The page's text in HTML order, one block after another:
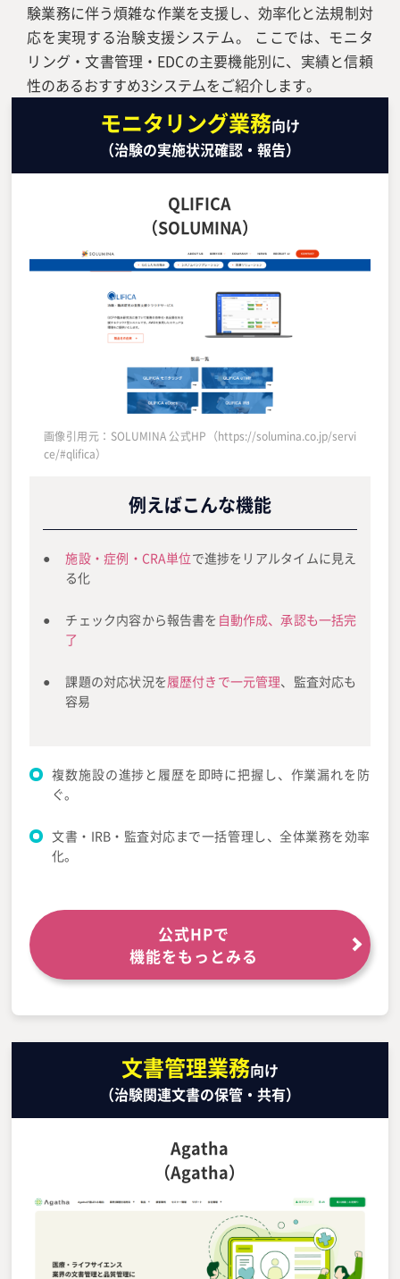
験業務に伴う煩雑な作業を支援し、効率化と法規制対
応を実現する治験支援システム。 ここでは、モニタ
リング・文書管理・EDCの主要機能別に、実績と信頼
性のあるおすすめ3システムをご紹介します。
モニタリング業務向け
（治験の実施状況確認・報告）
QLIFICA
（SOLUMINA）
画像引用元：SOLUMINA 公式HP（https://solumina.co.jp/servi
ce/#qlifica）
例えばこんな機能
施設・症例・CRA単位で進捗をリアルタイムに見え
る化
チェック内容から報告書を 自動作成、承認も一括完
了
課題の対応状況を履歴付きで一元管理、監査対応も
容易
複数施設の進捗と履歴を即時に把握し、作業漏れを防
ぐ。
文書・IRB・監査対応まで一括管理し、全体業務を効率
化。
公式HPで
機能をもっとみる
文書管理業務向け
（治験関連文書の保管・共有）
Agatha
（Agatha）